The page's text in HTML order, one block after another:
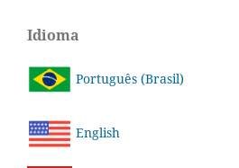
Idioma
Português (Brasil)
English